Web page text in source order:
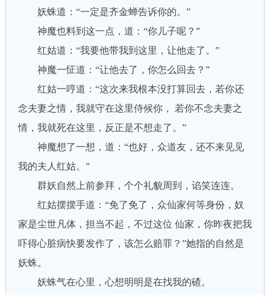
妖蛛道：“一定是齐金蝉告诉你的。”
神魔也料到这一点，道：“你儿子呢？”
红姑道：“我要他带我到这里，让他走了。”
神魔一怔道：“让他去了，你怎么回去？”
红姑一哼道：“这次来我根本没打算回去，若你还
念夫妻之情，我就守在这里侍候你， 若你不念夫妻之
情，我就死在这里，反正是不想走了。”
神魔想了一想，道：“也好，众道友，还不来见见
我的夫人红姑。”
群妖自然上前参拜，个个礼貌周到，谄笑连连。
红姑摆摆手道：“免了免了，众仙家何等身份，奴
家是尘世凡体，担当不起，不过这位 仙家，你昨夜把我
吓得心脏病快要发作了，该怎么赔罪？”她指的自然是
妖蛛。
妖蛛气在心里，心想明明是在找我的碴。